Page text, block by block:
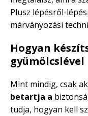
Plusz lépésről-
márványozási
Hogyan
gyümölcslével
Mint mindig, csak
betartja a
tudja, hogyan kell